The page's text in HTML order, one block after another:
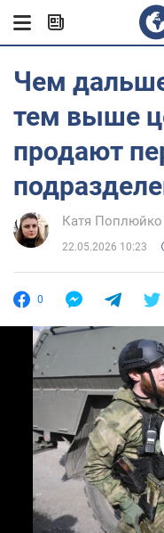
Чем
тем выше
продают
Катя Поплюйко
22.05.2026 10:23
0